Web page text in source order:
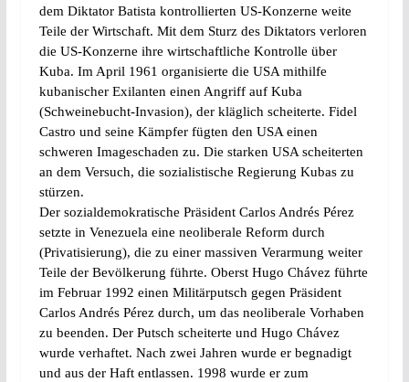
dem Diktator Batista kontrollierten US-Konzerne weite
Teile der Wirtschaft. Mit dem Sturz des Diktators verloren
die US-Konzerne ihre wirtschaftliche Kontrolle über
Kuba. Im April 1961 organisierte die USA mithilfe
kubanischer Exilanten einen Angriff auf Kuba
(Schweinebucht-Invasion), der kläglich scheiterte. Fidel
Castro und seine Kämpfer fügten den USA einen
schweren Imageschaden zu. Die starken USA scheiterten
an dem Versuch, die sozialistische Regierung Kubas zu
stürzen.
Der sozialdemokratische Präsident Carlos Andrés Pérez
setzte in Venezuela eine neoliberale Reform durch
(Privatisierung), die zu einer massiven Verarmung weiter
Teile der Bevölkerung führte. Oberst Hugo Chávez führte
im Februar 1992 einen Militärputsch gegen Präsident
Carlos Andrés Pérez durch, um das neoliberale Vorhaben
zu beenden. Der Putsch scheiterte und Hugo Chávez
wurde verhaftet. Nach zwei Jahren wurde er begnadigt
und aus der Haft entlassen. 1998 wurde er zum